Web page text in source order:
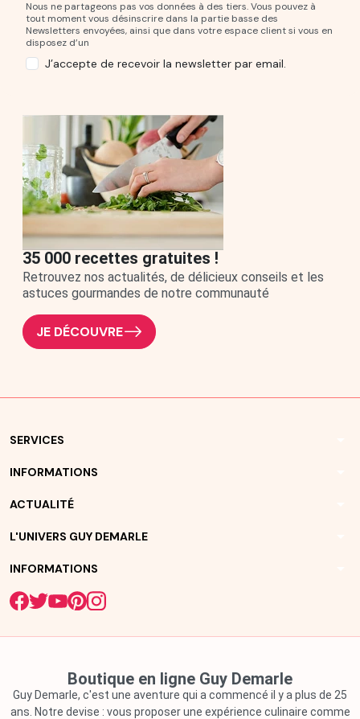
Nous ne partageons pas vos données à des tiers. Vous pouvez à
tout moment vous désinscrire dans la partie basse des
Newsletters envoyées, ainsi que dans votre espace client si vous en
disposez d’un
J’accepte de recevoir la newsletter par email.
35 000 recettes gratuites !
Retrouvez nos actualités, de délicieux conseils et les
astuces gourmandes de notre communauté
JE DÉCOUVRE
SERVICES
INFORMATIONS
ACTUALITÉ
L'UNIVERS GUY DEMARLE
INFORMATIONS
Boutique en ligne Guy Demarle
Guy Demarle, c'est une aventure qui a commencé il y a plus de 25
ans. Notre devise : vous proposer une expérience culinaire comme